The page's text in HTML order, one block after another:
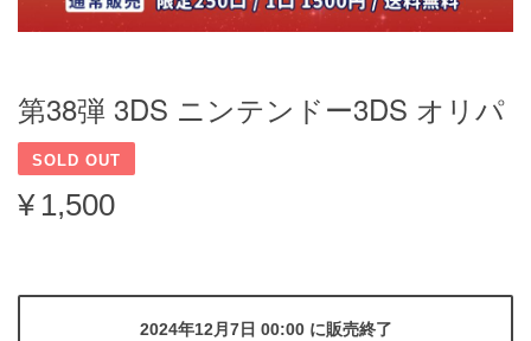
第38弾 3DS ニンテンドー3DS オリパ
SOLD OUT
¥1,500
2024年12月7日 00:00 に販売終了